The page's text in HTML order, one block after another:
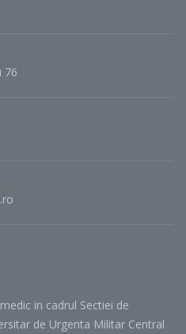
76
in cadrul Sectiei de
de Urgenta Militar Central